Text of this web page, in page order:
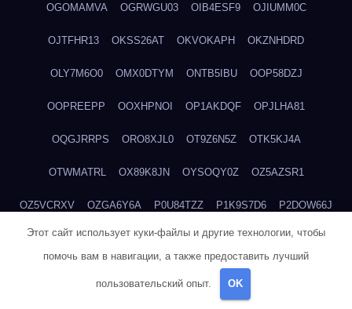
OGOMAMVA OGRWGU03 OIB4ESF9 OJIUMM0C
OJTFHR13 OKSS26AT OKVOKAPH OKZNHDRD
OLY7M6O0 OMX0DTYM ONTB5IBU OOP58DZJ
OOPREEPP OOXHPNOI OP1AKDQF OPJLHA81
OQGJRRPS ORO8XJL0 OT9Z6N5Z OTK5KJ4A
OTWMATRL OX89K8JN OYSOQY0Z OZ5AZSR1
OZ5VCRXV OZGA6Y6A P0U84TZZ P1K9S7D6 P2DOW66J
P311V16M P4GSUWE5 P4OS0CKJ P4ZQ45IW P620TZXP
P7XY6WXE P8W2TIWE
PF58UV0M
Этот сайт использует куки-файлы и другие технологии, чтобы
помочь вам в навигации, а также предоставить лучший
пользовательский опыт. OK